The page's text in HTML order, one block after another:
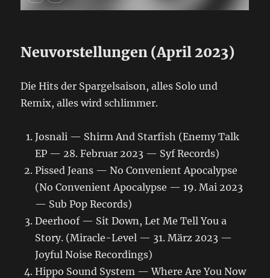
Neuvorstellungen (April 2023)
Die Hits der Spargelsaison, alles Solo und
Remix, alles wird schlimmer.
Josnali — Shirm And Starfish (Enemy Talk
EP — 28. Februar 2023 — Syf Records)
Pissed Jeans — No Convenient Apocalypse
(No Convenient Apocalypse — 19. Mai 2023
— Sub Pop Records)
Deerhoof — Sit Down, Let Me Tell You a
Story. (Miracle-Level — 31. März 2023 —
Joyful Noise Recordings)
Hippo Sound System — Where Are You Now